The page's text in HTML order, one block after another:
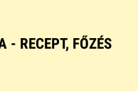
- RECEPT, FŐZÉS